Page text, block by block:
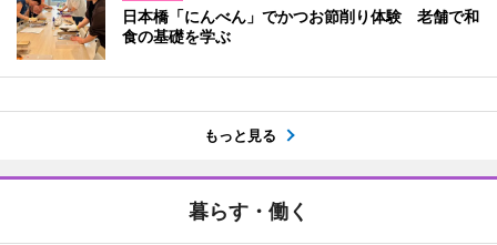
日本橋「にんべん」でかつお節削り体験 老舗で和
食の基礎を学ぶ
もっと見る
暮らす・働く